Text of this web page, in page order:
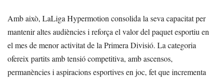
Amb això, LaLiga Hypermotion consolida la seva capacitat per
mantenir altes audiències i reforça el valor del paquet esportiu en
el mes de menor activitat de la Primera Divisió. La categoria
ofereix partits amb tensió competitiva, amb ascensos,
permanències i aspiracions esportives en joc, fet que incrementa